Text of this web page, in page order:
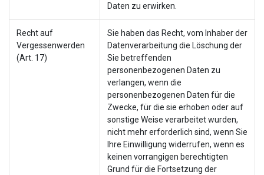
Daten zu erwirken.
Recht auf
Vergessenwerden
(Art. 17)
Sie haben das Recht, vom Inhaber der
Datenverarbeitung die Löschung der
Sie betreffenden
personenbezogenen Daten zu
verlangen, wenn die
personenbezogenen Daten für die
Zwecke, für die sie erhoben oder auf
sonstige Weise verarbeitet wurden,
nicht mehr erforderlich sind, wenn Sie
Ihre Einwilligung widerrufen, wenn es
keinen vorrangigen berechtigten
Grund für die Fortsetzung der